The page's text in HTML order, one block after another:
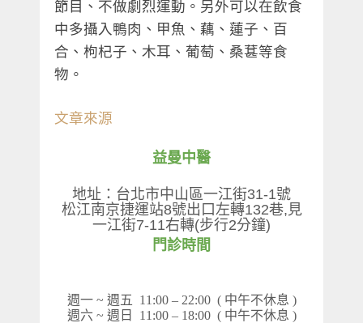
節目、不做劇烈運動。另外可以在飲食
中多攝入鴨肉、甲魚、藕、蓮子、百
合、枸杞子、木耳、葡萄、桑葚等食
物。
文章來源
益曼中醫
地址：台北市中山區一江街31-1號
松江南京捷運站8號出口左轉132巷,見
一江街7-11右轉(步行2分鐘)
門診時間
週一~ 週五 11:00 – 22:00 ( 中午不休息 )
週六 ~ 週日 11:00 – 18:00 ( 中午不休息 )